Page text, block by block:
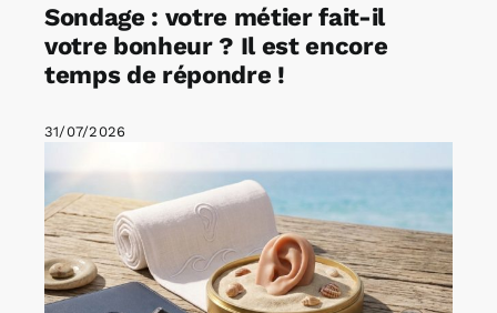
Sondage : votre métier fait-il
votre bonheur ? Il est encore
temps de répondre !
31/07/2026